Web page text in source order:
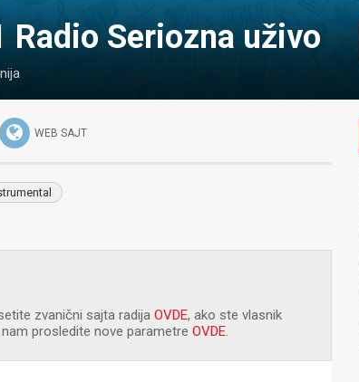
Radio Seriozna uživo
WEB SAJT
zvanični sajta radija OVDE, ako ste vlasnik
prosledite nove parametre OVDE.